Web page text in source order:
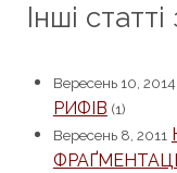
Інші
Вересень 10, 2014
РИФІВ (1)
Вересень 8, 2011